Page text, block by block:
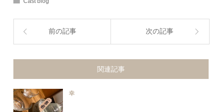
前の記事 次の記事
関連記事
幸